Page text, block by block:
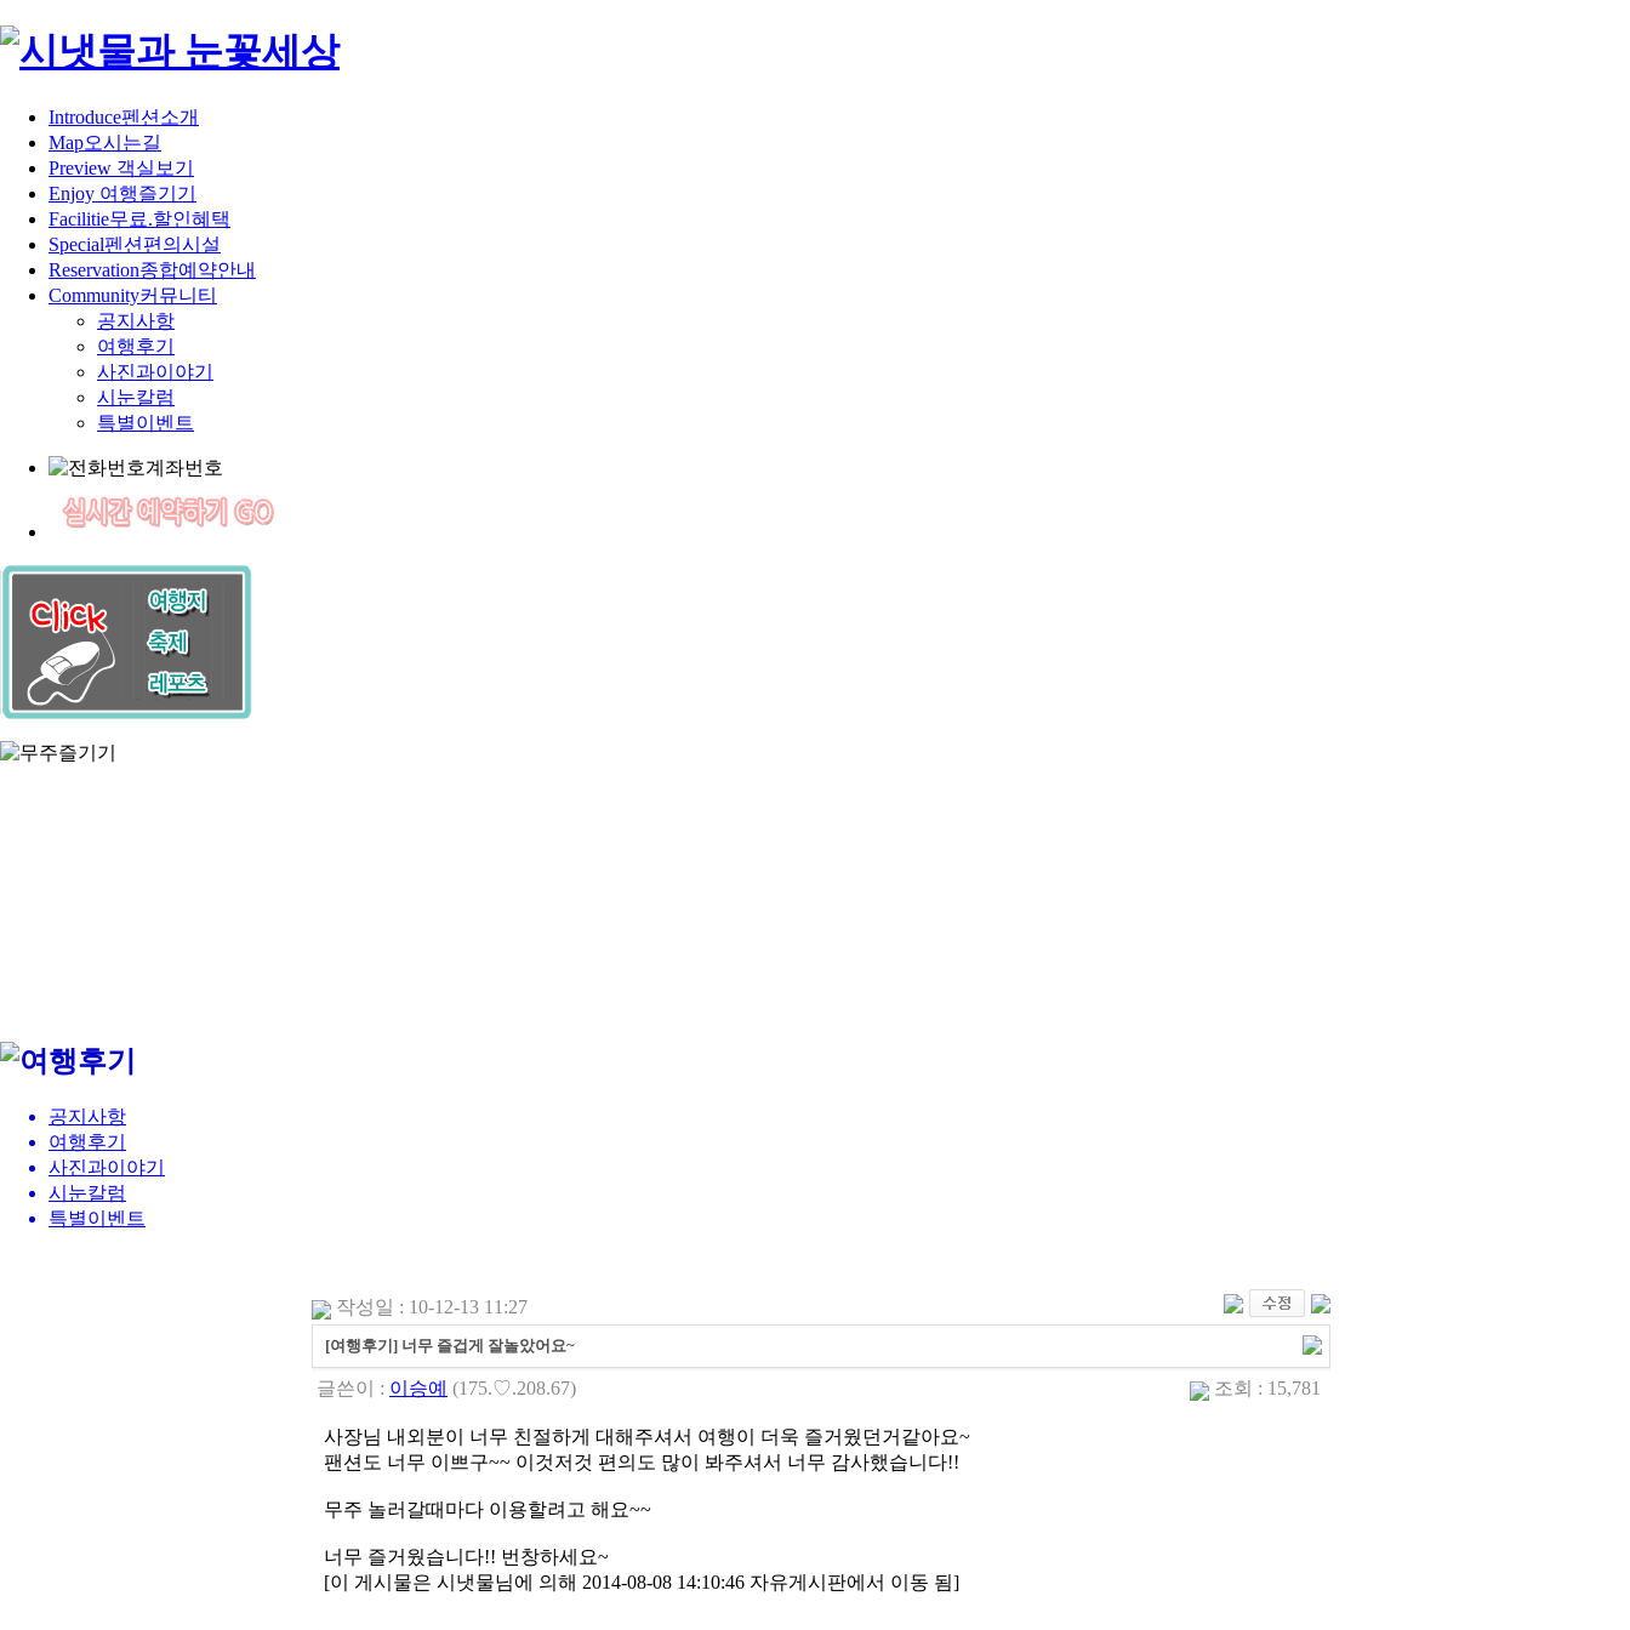
Introduce펜션소개
Map오시는길
Preview 객실보기
Enjoy 여행즐기기
Facilitie무료.할인혜택
Special펜션편의시설
Reservation종합예약안내
Community커뮤니티
공지사항
여행후기
사진과이야기
시눈칼럼
특별이벤트
공지사항
여행후기
사진과이야기
시눈칼럼
특별이벤트
작성일 : 10-12-13 11:27
[여행후기] 너무 즐겁게 잘놀았어요~
글쓴이 : 이승예 (175.♡.208.67) 조회 : 15,781
사장님 내외분이 너무 친절하게 대해주셔서 여행이 더욱 즐거웠던거같아요~
팬션도 너무 이쁘구~~ 이것저것 편의도 많이 봐주셔서 너무 감사했습니다!!
무주 놀러갈때마다 이용할려고 해요~~
너무 즐거웠습니다!! 번창하세요~
[이 게시물은 시냇물님에 의해 2014-08-08 14:10:46 자유게시판에서 이동 됨]